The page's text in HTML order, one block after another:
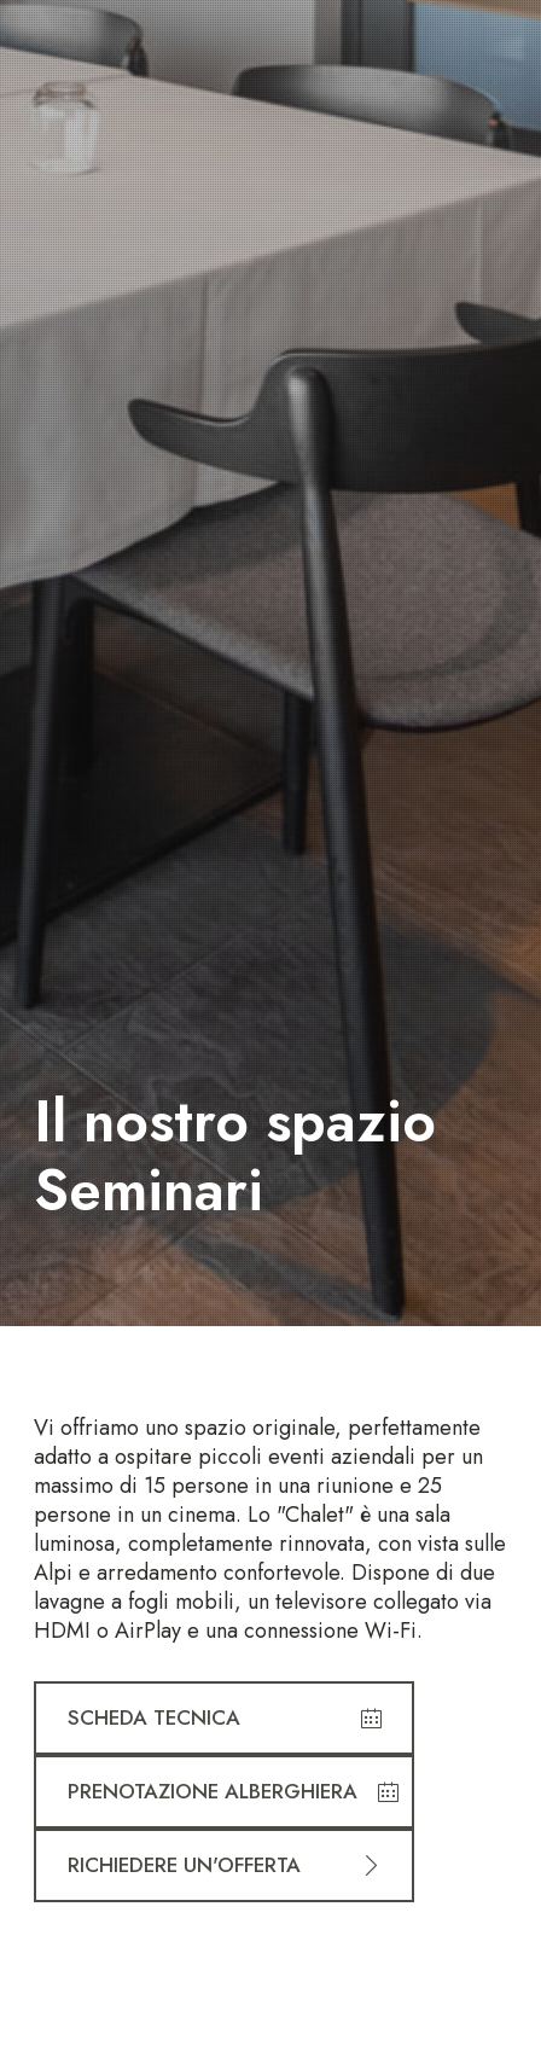
Il nostro spazio
Seminari
Vi offriamo uno spazio originale, perfettamente
adatto a ospitare piccoli eventi aziendali per un
massimo di 15 persone in una riunione e 25
persone in un cinema. Lo "Chalet" è una sala
luminosa, completamente rinnovata, con vista sulle
Alpi e arredamento confortevole. Dispone di due
lavagne a fogli mobili, un televisore collegato via
HDMI o AirPlay e una connessione Wi-Fi.
SCHEDA TECNICA
PRENOTAZIONE ALBERGHIERA
RICHIEDERE UN'OFFERTA